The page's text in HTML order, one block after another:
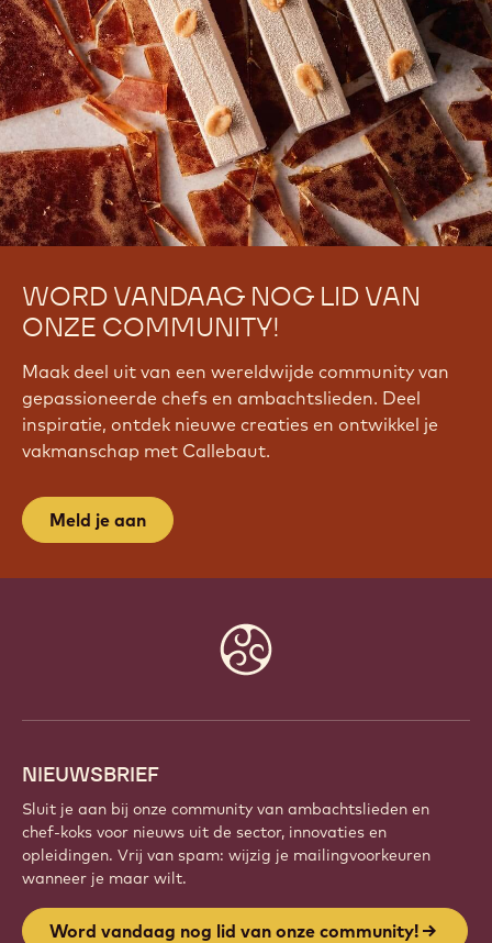
WORD VANDAAG NOG LID VAN
ONZE COMMUNITY!
Maak deel uit van een wereldwijde community van
gepassioneerde chefs en ambachtslieden. Deel
inspiratie, ontdek nieuwe creaties en ontwikkel je
vakmanschap met Callebaut.
Meld je aan
NIEUWSBRIEF
Sluit je aan bij onze community van ambachtslieden en
chef-koks voor nieuws uit de sector, innovaties en
opleidingen. Vrij van spam: wijzig je mailingvoorkeuren
wanneer je maar wilt.
Word vandaag nog lid van onze community!